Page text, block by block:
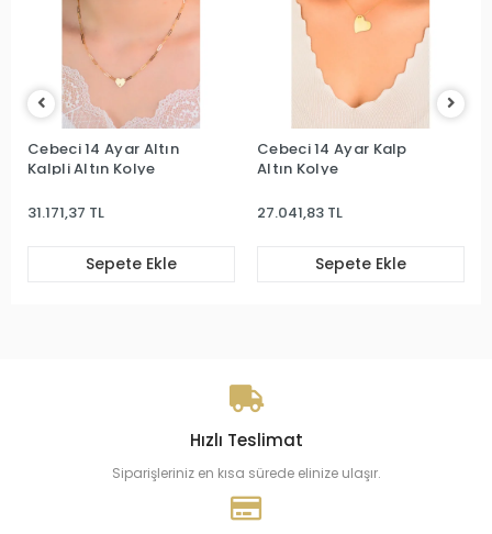
Cebeci 14 Ayar Altın
Kalpli Altın Kolye
31.171,37 TL
Sepete Ekle
Cebeci 14 Ayar Kalp
Altın Kolye
27.041,83 TL
Sepete Ekle
Hızlı Teslimat
Siparişleriniz en kısa sürede elinize ulaşır.